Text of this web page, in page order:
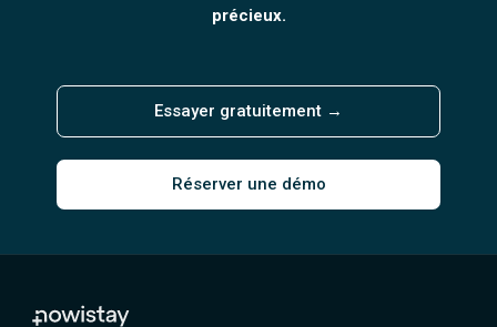
précieux.
Essayer gratuitement →
Réserver une démo